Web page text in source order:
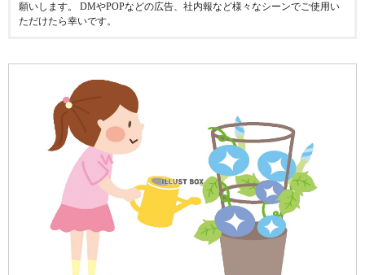
願いします。 DMやPOPなどの広告、社内報など様々なシーンでご使用い
ただけたら幸いです。